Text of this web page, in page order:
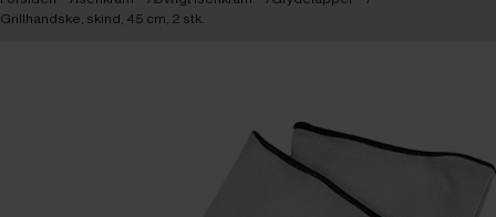
Grillhandske, skind, 45 cm, 2 stk.